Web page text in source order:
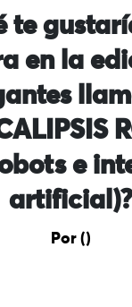
te
en la
e
artificial)?
Por ()